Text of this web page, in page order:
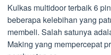
Kulkas multidoor terbaik 6
beberapa kelebihan yang
membeli. Salah satunya
Making yang mempercepat